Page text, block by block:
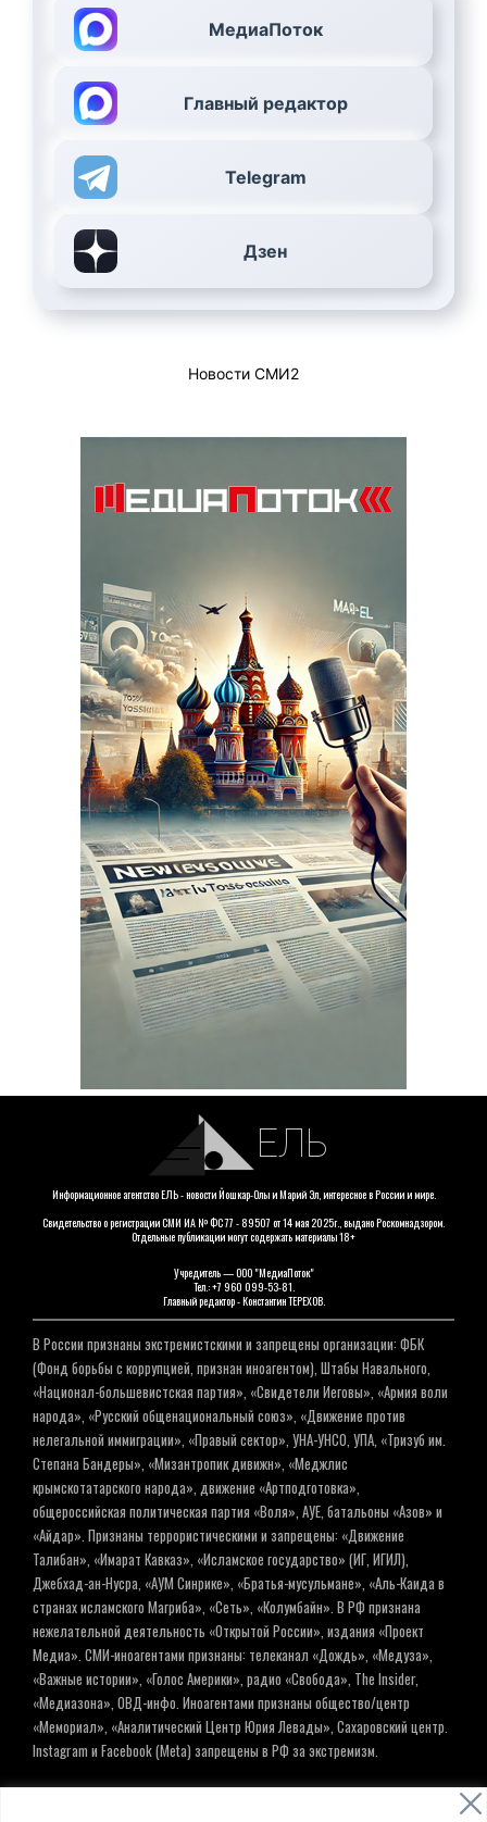
МедиаПоток
Главный редактор
Telegram
Дзен
Новости СМИ2
ЕЛЬ
Информационное агентство ЕЛЬ - новости Йошкар-Олы и Марий Эл, интересное в России и мире.
Свидетельство о регистрации СМИ ИА № ФС 77 - 89507 от 14 мая 2025г., выдано Роскомнадзором.
Отдельные публикации могут содержать материалы 18+
Учредитель — ООО "МедиаПоток"
Тел.: +7 960 099-53-81.
Главный редактор - Константин ТЕРЕХОВ.
В России признаны экстремистскими и запрещены организации: ФБК
(Фонд борьбы с коррупцией, признан иноагентом), Штабы Навального,
«Национал-большевистская партия», «Свидетели Иеговы», «Армия воли
народа», «Русский общенациональный союз», «Движение против
нелегальной иммиграции», «Правый сектор», УНА-УНСО, УПА, «Тризуб им.
Степана Бандеры», «Мизантропик дивижн», «Меджлис
крымскотатарского народа», движение «Артподготовка»,
общероссийская политическая партия «Воля», АУЕ, батальоны «Азов» и
«Айдар». Признаны террористическими и запрещены: «Движение
Талибан», «Имарат Кавказ», «Исламское государство» (ИГ, ИГИЛ),
Джебхад-ан-Нусра, «АУМ Синрике», «Братья-мусульмане», «Аль-Каида в
странах исламского Магриба», «Сеть», «Колумбайн». В РФ признана
нежелательной деятельность «Открытой России», издания «Проект
Медиа». СМИ-иноагентами признаны: телеканал «Дождь», «Медуза»,
«Важные истории», «Голос Америки», радио «Свобода», The Insider,
«Медиазона», ОВД-инфо. Иноагентами признаны общество/центр
«Мемориал», «Аналитический Центр Юрия Левады», Сахаровский центр.
Instagram и Facebook (Metа) запрещены в РФ за экстремизм.